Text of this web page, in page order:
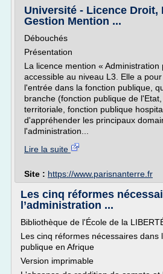
Université - Licence Droit,
Gestion Mention ...
Débouchés
Présentation
La licence mention «
accessible au niveau L3. Elle a
l'entrée dans la fonction publique,
branche (fonction publique de
territoriale, fonction publique
d'appréhender les principaux
l'administration...
Lire la suite
Site : https://www.parisnanterre.fr
Les cinq réformes
l’administration ...
Bibliothèque de l'École de la
Les cinq réformes nécessaires dans
publique en Afrique
Version imprimable